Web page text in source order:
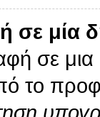
σε μία
σε
το